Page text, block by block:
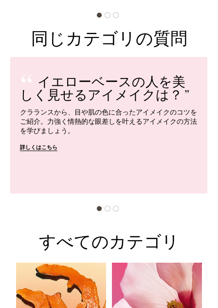
同じカテゴリの質問
イエローベースの人を美
しく見せるアイメイクは？
クラランスから、目や肌の色に合ったアイメイクのコツを
ご紹介。力強く情熱的な眼差しを叶えるアイメイクの方法
を学びましょう。
詳しくはこちら
すべてのカテゴリ